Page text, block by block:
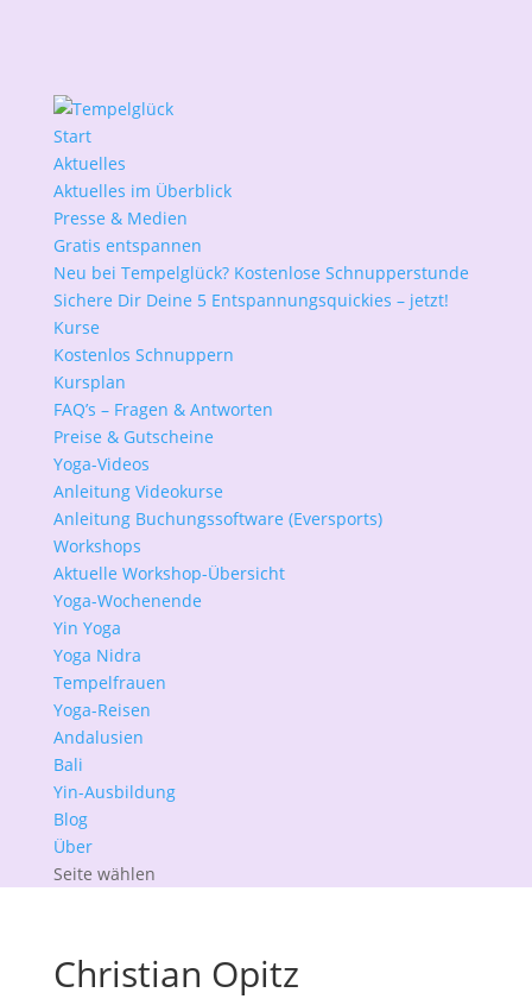
Start
Aktuelles
Aktuelles im Überblick
Presse & Medien
Gratis entspannen
Neu bei Tempelglück? Kostenlose Schnupperstunde
Sichere Dir Deine 5 Entspannungsquickies – jetzt!
Kurse
Kostenlos Schnuppern
Kursplan
FAQ’s – Fragen & Antworten
Preise & Gutscheine
Yoga-Videos
Anleitung Videokurse
Anleitung Buchungssoftware (Eversports)
Workshops
Aktuelle Workshop-Übersicht
Yoga-Wochenende
Yin Yoga
Yoga Nidra
Tempelfrauen
Yoga-Reisen
Andalusien
Bali
Yin-Ausbildung
Blog
Über
Seite wählen
Christian Opitz